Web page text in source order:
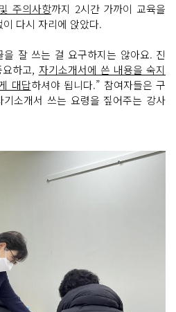
주의사항까지 2시간 가까이 교육을
다시 자리에 앉았다.
을 잘 쓰는 걸 요구하지는 않아요. 진
하고, 자기소개서에 쓴 내용을 숙지
대답하셔야 됩니다.” 참여자들은 구
소개서 쓰는 요령을 짚어주는 강사